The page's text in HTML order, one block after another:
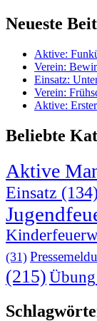
Neueste
Aktive:
Verein:
Einsatz:
Verein:
Aktive:
Beliebte
Aktive
Einsatz (134)
(31)
(215)Übung